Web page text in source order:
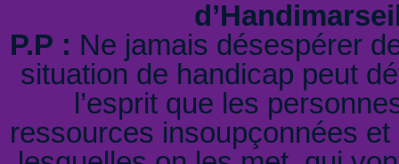
P.P : Ne jamais désespérer
situation de handicap peut
l’esprit que les
ressources insoupçonnées